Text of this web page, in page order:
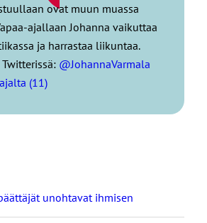
ovat muun muassa
ajallaan Johanna vaikuttaa
ja harrastaa liikuntaa.
@JohannaVarmala
(11)
unohtavat ihmisen